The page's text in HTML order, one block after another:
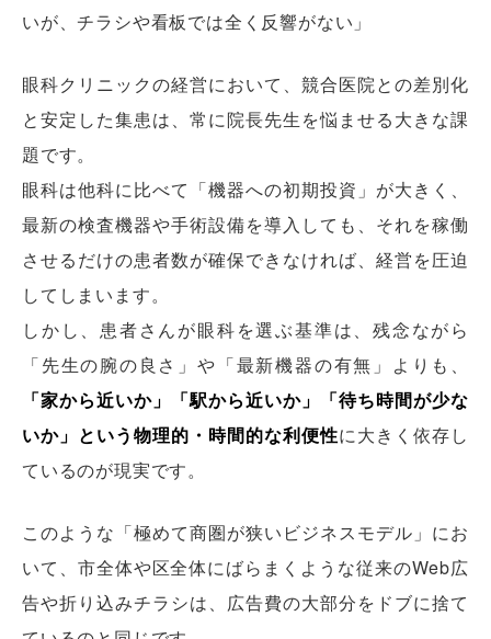
いが、チラシや看板では全く反響がない」
眼科クリニックの経営において、競合医院との差別化
と安定した集患は、常に院長先生を悩ませる大きな課
題です。
眼科は他科に比べて「機器への初期投資」が大きく、
最新の検査機器や手術設備を導入しても、それを稼働
させるだけの患者数が確保できなければ、経営を圧迫
してしまいます。
しかし、患者さんが眼科を選ぶ基準は、残念ながら
「先生の腕の良さ」や「最新機器の有無」よりも、
「家から近いか」「駅から近いか」「待ち時間が少な
いか」という物理的・時間的な利便性に大きく依存し
ているのが現実です。
このような「極めて商圏が狭いビジネスモデル」にお
いて、市全体や区全体にばらまくような従来のWeb広
告や折り込みチラシは、広告費の大部分をドブに捨て